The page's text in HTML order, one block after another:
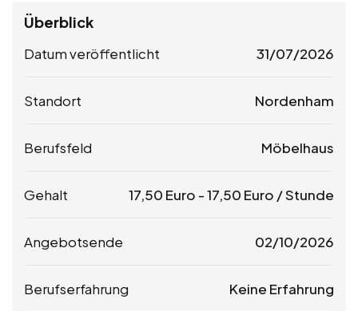
Überblick
Datum veröffentlicht 31/07/2026
Standort Nordenham
Berufsfeld Möbelhaus
Gehalt 17,50 Euro -17,50 Euro / Stunde
Angebotsende 02/10/2026
Berufserfahrung Keine Erfahrung